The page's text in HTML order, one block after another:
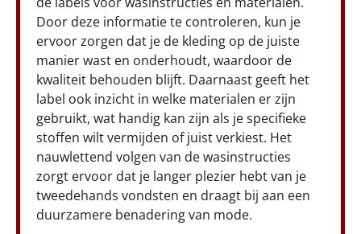
Door deze informatie te controleren, kun je
ervoor zorgen dat je de kleding op de juiste
manier wast en onderhoudt, waardoor de
kwaliteit behouden blijft. Daarnaast geeft het
label ook inzicht in welke materialen er zijn
gebruikt, wat handig kan zijn als je specifieke
stoffen wilt vermijden of juist verkiest. Het
nauwlettend volgen van de wasinstructies
zorgt ervoor dat je langer plezier hebt van je
tweedehands vondsten en draagt bij aan een
duurzamere benadering van mode.